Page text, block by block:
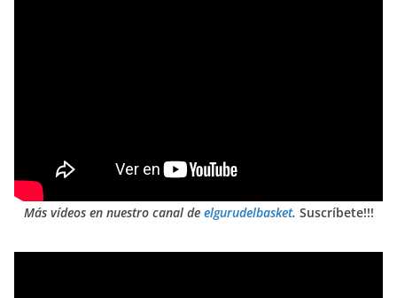
Más vídeos en nuestro canal de elgurudelbasket. Suscríbete!!!